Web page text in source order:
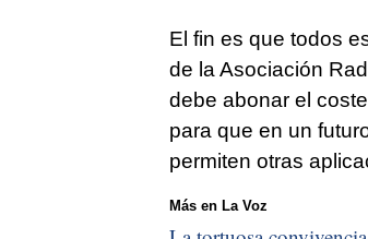
El fin es que todos
de la Asociación
debe abonar el
para que en un
permiten otras
Más en La Voz